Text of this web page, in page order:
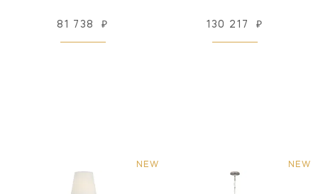
81 738 ₽ 130 217 ₽
NEW NEW